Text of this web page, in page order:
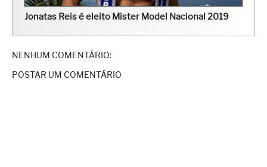
Jonatas Reis é eleito Mister Model Nacional 2019
NENHUM COMENTÁRIO:
POSTAR UM COMENTÁRIO